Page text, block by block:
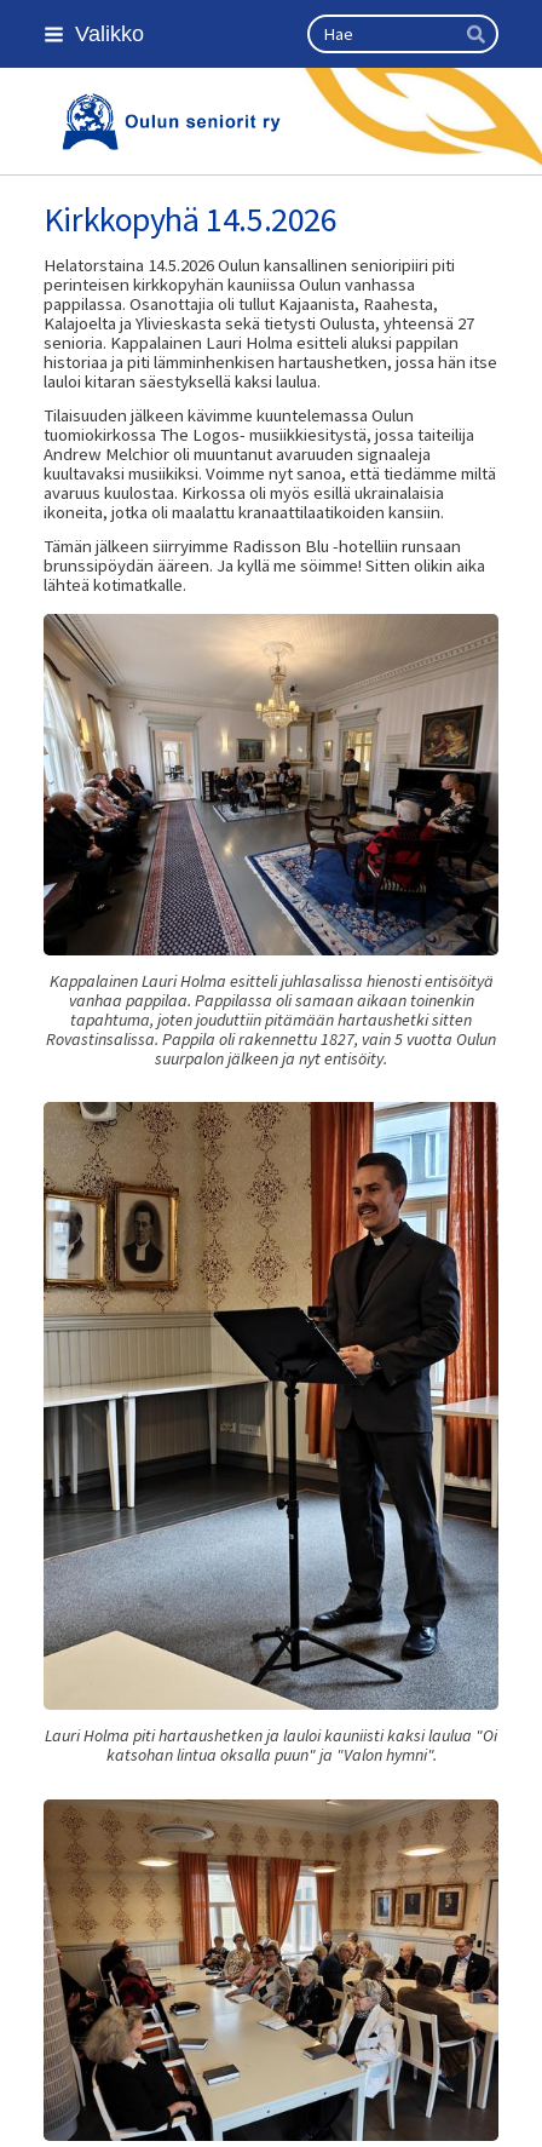
Siirry
sivun
Valikko Haku
Hae
Kansallinen senioriliitto
Kirkkopyhä 14.5.2026
Helatorstaina 14.5.2026 Oulun kansallinen senioripiiri piti
perinteisen kirkkopyhän kauniissa Oulun vanhassa
pappilassa. Osanottajia oli tullut Kajaanista, Raahesta,
Kalajoelta ja Ylivieskasta sekä tietysti Oulusta, yhteensä 27
senioria. Kappalainen Lauri Holma esitteli aluksi pappilan
historiaa ja piti lämminhenkisen hartaushetken, jossa hän itse
lauloi kitaran säestyksellä kaksi laulua.
Tilaisuuden jälkeen kävimme kuuntelemassa Oulun
tuomiokirkossa The Logos- musiikkiesitystä, jossa taiteilija
Andrew Melchior oli muuntanut avaruuden signaaleja
kuultavaksi musiikiksi. Voimme nyt sanoa, että tiedämme miltä
avaruus kuulostaa. Kirkossa oli myös esillä ukrainalaisia
ikoneita, jotka oli maalattu kranaattilaatikoiden kansiin.
Tämän jälkeen siirryimme Radisson Blu -hotelliin runsaan
brunssipöydän ääreen. Ja kyllä me söimme! Sitten olikin aika
lähteä kotimatkalle.
Kappalainen Lauri Holma esitteli juhlasalissa hienosti entisöityä
vanhaa pappilaa. Pappilassa oli samaan aikaan toinenkin
tapahtuma, joten jouduttiin pitämään hartaushetki sitten
Rovastinsalissa. Pappila oli rakennettu 1827, vain 5 vuotta Oulun
suurpalon jälkeen ja nyt entisöity.
Lauri Holma piti hartaushetken ja lauloi kauniisti kaksi laulua "Oi
katsohan lintua oksalla puun" ja "Valon hymni".